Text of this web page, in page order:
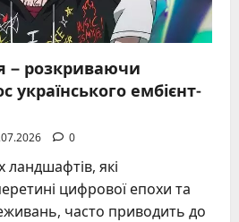
– розкриваючи
українського ембієнт-
0
які
цифрової епохи та
часто приводить до